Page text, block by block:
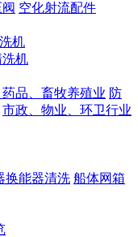
空化射流配件
机
机
品、畜牧养殖业 防
市政、物业、环卫行业
换能器清洗 船体网箱